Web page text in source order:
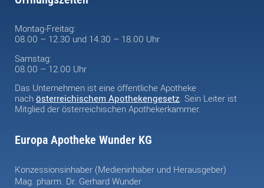
Montag-Freitag:
08.00 – 12.30 und 14.30 – 18.00 Uhr
Samstag:
08.00 – 12.00 Uhr
Das Unternehmen ist eine öffentliche Apotheke
nach österreichischem Apothekengesetz. Sein Leiter ist
Mitglied der österreichischen Apothekerkammer.
Europa Apotheke Wunder KG
Konzessionsinhaber (Medieninhaber und Herausgeber)
Mag. pharm. Dr. Gerhard Wunder